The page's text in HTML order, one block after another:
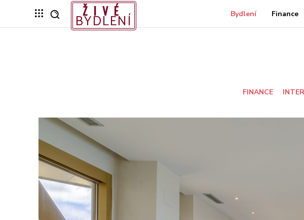
ŽIVÉ
BYDLENÍ Bydlení Finance
FINANCE